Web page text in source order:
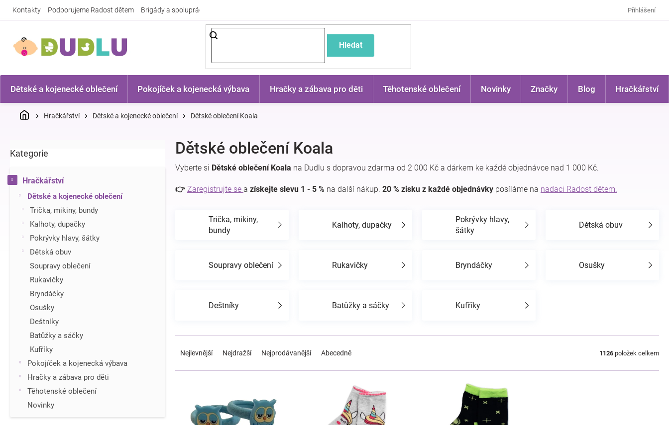
Kontakty Podporujeme Radost dětem Brigády a spolupráce Přihlášení
Hledat
Dětské a kojenecké oblečení Pokojíček a kojenecká výbava Hračky a zábava pro děti Těhotenské oblečení Novinky Značky Blog Hračkářství
DomůHračkářství Dětské a kojenecké oblečení Dětské oblečení Koala
o
t
r
Přeskočit
Kategorie
Hračkářství
Dětské a kojenecké oblečení
Trička, mikiny, bundy
Kalhoty, dupačky
Pokrývky hlavy, šátky
Dětská obuv
Soupravy oblečení
Rukavičky
Bryndáčky
Osušky
Deštníky
Batůžky a sáčky
Kufříky
Pokojíček a kojenecká výbava
Hračky a zábava pro děti
Těhotenské oblečení
Novinky
Dětské oblečení Koala
Vyberte si Dětské oblečení Koala na Dudlu s dopravou zdarma od 2 000 Kč a dárkem ke každé objednávce nad 1 000 Kč.
👉 Zaregistrujte se a získejte slevu 1 - 5 % na další nákup. 20 % zisku z každé objednávky posíláme na nadaci Radost dětem.
Trička, mikiny,
bundy
Kalhoty, dupačky
Pokrývky hlavy,
šátky
Dětská obuv
Soupravy oblečení Rukavičky Bryndáčky Osušky
Deštníky Batůžky a sáčky Kufříky
e
Nejlevnější Nejdražší Nejprodávanější Abecedně 1126 položek celkem